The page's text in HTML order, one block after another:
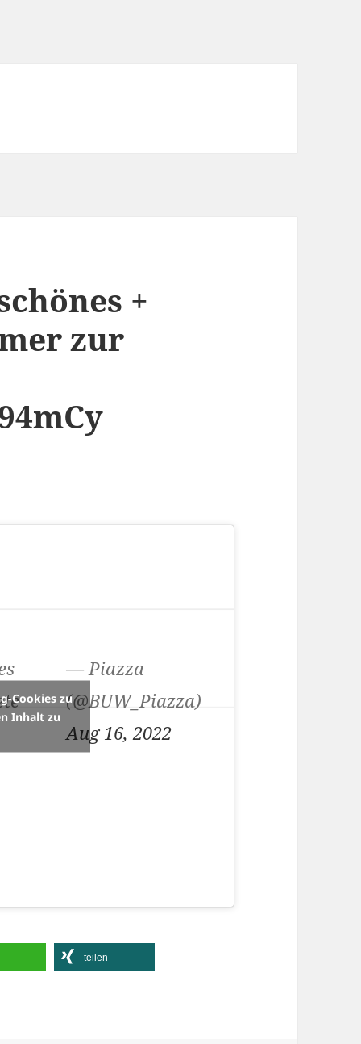
+
zur
— Piazza
(@BUW_Piazza)
Aug 16, 2022
Cookies zu
Inhalt zu
teilen